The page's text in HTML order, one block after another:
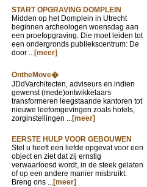
START OPGRAVING DOMPLEIN
Midden op het Domplein in Utrecht
beginnen archeologen woensdag aan
een proefopgraving. Die moet leiden tot
een ondergronds publiekscentrum: De
door ...[meer]
OntheMove�
JDdVarchitecten, adviseurs en indien
gewenst (mede)ontwikkelaars
transformeren leegstaande kantoren tot
nieuwe leefomgevingen zoals hotels,
zorginstellingen ...[meer]
EERSTE HULP VOOR GEBOUWEN
Stel u heeft een liefde opgevat voor een
object en ziet dat zij ernstig
verwaarloosd wordt, in de steek gelaten
of op een andere manier misbruikt.
Breng ons ...[meer]